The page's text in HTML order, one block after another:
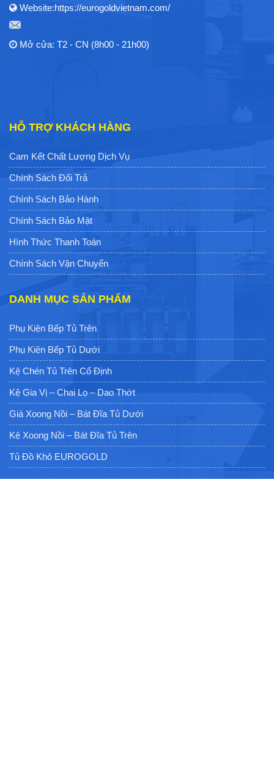
Website:https://eurogoldvietnam.com/
Mở cửa: T2 - CN (8h00 - 21h00)
HỖ TRỢ KHÁCH HÀNG
Cam Kết Chất Lượng Dịch Vụ
Chính Sách Đổi Trả
Chính Sách Bảo Hành
Chính Sách Bảo Mật
Hình Thức Thanh Toán
Chính Sách Vận Chuyển
DANH MỤC SẢN PHẨM
Phụ Kiện Bếp Tủ Trên
Phụ Kiện Bếp Tủ Dưới
Kệ Chén Tủ Trên Cố Định
Kệ Gia Vị – Chai Lọ – Dao Thớt
Giá Xoong Nồi – Bát Đĩa Tủ Dưới
Kệ Xoong Nồi – Bát Đĩa Tủ Trên
Tủ Đồ Khô EUROGOLD